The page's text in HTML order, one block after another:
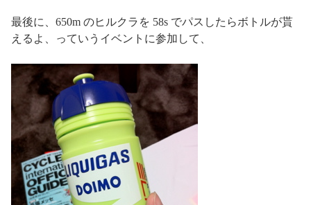
最後に、650m のヒルクラを 58s でパスしたらボトルが貰
えるよ、っていうイベントに参加して、